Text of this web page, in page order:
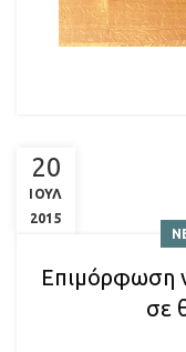
20
ΙΟΥΛ
2015
Επιμόρφωση
σε